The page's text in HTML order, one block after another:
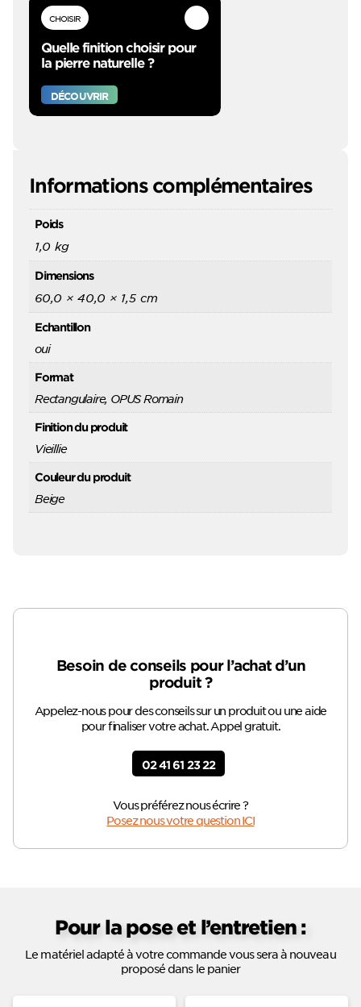
CHOISIR
Quelle finition choisir pour
la pierre naturelle ?
DÉCOUVRIR
Informations complémentaires
Poids
1,0 kg
Dimensions
60,0 × 40,0 × 1,5 cm
Echantillon
oui
Format
Rectangulaire, OPUS Romain
Finition du produit
Vieillie
Couleur du produit
Beige
Besoin de conseils pour l’achat d’un
produit ?
Appelez-nous pour des conseils sur un produit ou une aide
pour finaliser votre achat. Appel gratuit.
02 41 61 23 22
Vous préférez nous écrire ?
Posez nous votre question ICI
Pour la pose et l’entretien :
Le matériel adapté à votre commande vous sera à nouveau
proposé dans le panier